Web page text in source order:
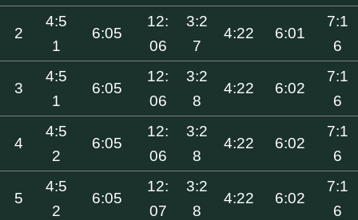
2
4:5
1
6:05
12:
06
3:2
7
4:22 6:01
7:1
6
3
4:5
1
6:05
12:
06
3:2
8
4:22 6:02
7:1
6
4
4:5
2
6:05
12:
06
3:2
8
4:22 6:02
7:1
6
5
4:5
2
6:05
12:
07
3:2
8
4:22 6:02
7:1
6